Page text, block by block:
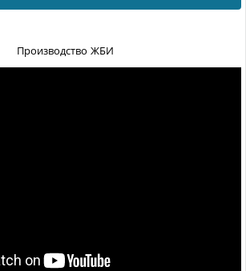
Производство ЖБИ